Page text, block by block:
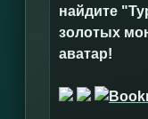
найдите
золотых
аватар!